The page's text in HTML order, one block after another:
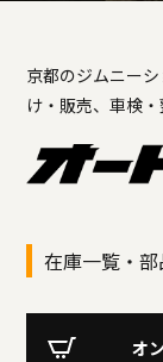
京都のジムニー
け・販売、車検
在庫一覧・
オ